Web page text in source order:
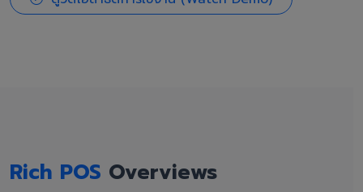
Rich POS Overviews